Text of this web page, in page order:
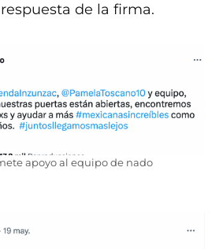
de la firma.
apoyo al equipo de nado